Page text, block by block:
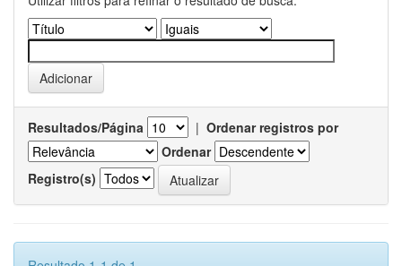
Resultados/Página | Ordenar registros por
Ordenar
Registro(s)